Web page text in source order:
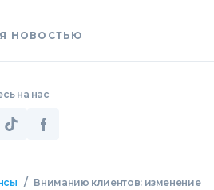
НОВОСТЬЮ
на нас
/ Вниманию клиентов: изменение